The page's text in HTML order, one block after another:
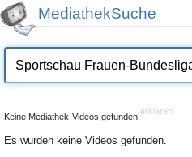
MediathekSuche
Keine Mediathek-Videos gefunden.
erklären
Es wurden keine Videos gefunden.